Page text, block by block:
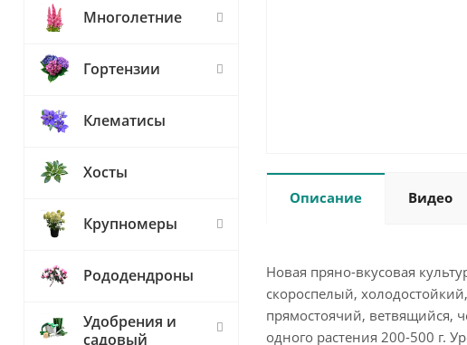
Описание Видео
Новая пряно-вкусовая
скороспелый,
прямостоячий, ветвящийся,
одного растения 200-500 г.
Многолетние
Гортензии
Клематисы
Хосты
Крупномеры
Рододендроны
Удобрения и
садовый